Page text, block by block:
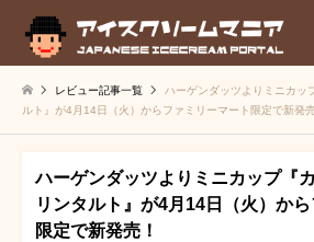
レビュー記事一覧
ハーゲンダッツよりミニカッ
ルト』が4月14日（火）からファミリーマート限定で新発売
ハーゲンダッツよりミニカップ『
リンタルト』が4月14日（火）か
限定で新発売！